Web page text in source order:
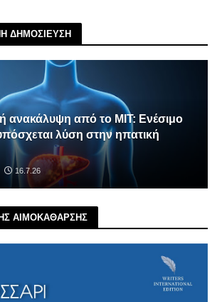
ΔΗΜΟΣΙΕΥΣΗ
ανακάλυψη από το MIT: Ενέσιμο
λύση στην ηπατική
16.7.26
ΑΙΜΟΚΑΘΑΡΣΗΣ